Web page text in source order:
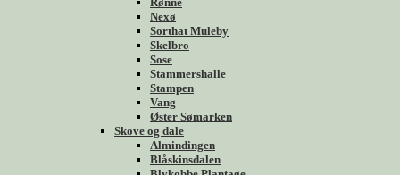
Nexø
Sorthat Muleby
Skelbro
Sose
Stammershalle
Stampen
Vang
Øster Sømarken
Skove og dale
Almindingen
Blåskinsdalen